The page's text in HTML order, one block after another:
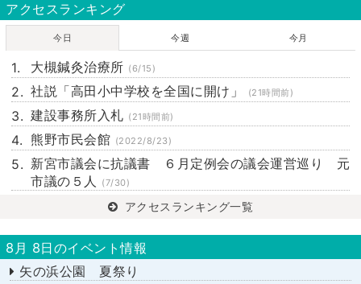
アクセスランキング
今日 今週 今月
大槻鍼灸治療所 (6/15)
社説「高田小中学校を全国に開け」 (21時間前)
建設事務所入札 (21時間前)
熊野市民会館 (2022/8/23)
新宮市議会に抗議書 ６月定例会の議会運営巡り 元
市議の５人
(7/30)
アクセスランキング一覧
8月 8日のイベント情報
矢の浜公園 夏祭り